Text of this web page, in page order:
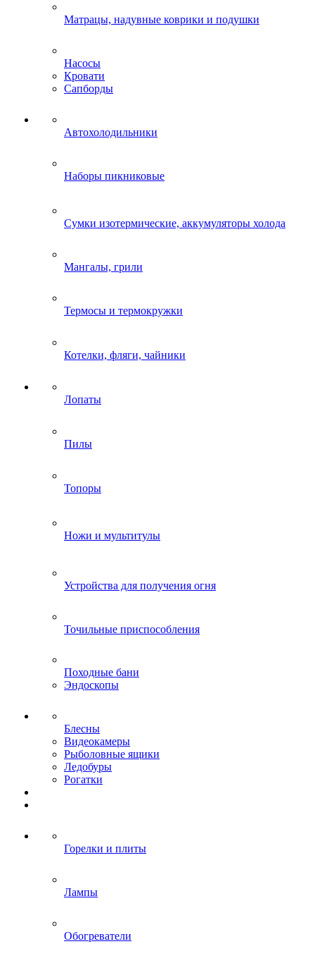
Матрацы, надувные коврики и подушки
Насосы
Кровати
Сапборды
Автохолодильники
Наборы пикниковые
Сумки изотермические, аккумуляторы холода
Мангалы, грили
Термосы и термокружки
Котелки, фляги, чайники
Лопаты
Пилы
Топоры
Ножи и мультитулы
Устройства для получения огня
Точильные приспособления
Походные бани
Эндоскопы
Блесны
Видеокамеры
Рыболовные ящики
Ледобуры
Рогатки
Горелки и плиты
Лампы
Обогреватели